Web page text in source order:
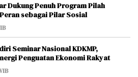
Dukung Penuh Program Pilah
sebagai Pilar Sosial
Seminar Nasional KDKMP,
Penguatan Ekonomi Rakyat